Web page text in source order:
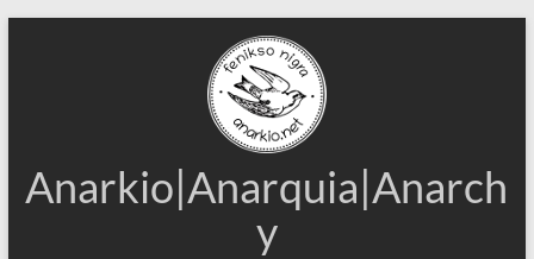
Anarkio|Anarquia|Anarch
y